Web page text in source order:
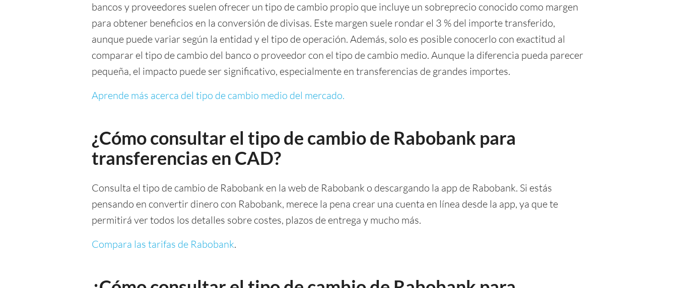
bancos y proveedores suelen ofrecer un tipo de cambio propio que incluye un sobreprecio conocido como margen
para obtener beneficios en la conversión de divisas. Este margen suele rondar el 3 % del importe transferido,
aunque puede variar según la entidad y el tipo de operación. Además, solo es posible conocerlo con exactitud al
comparar el tipo de cambio del banco o proveedor con el tipo de cambio medio. Aunque la diferencia pueda parecer
pequeña, el impacto puede ser significativo, especialmente en transferencias de grandes importes.
Aprende más acerca del tipo de cambio medio del mercado.
¿Cómo consultar el tipo de cambio de Rabobank para
transferencias en CAD?
Consulta el tipo de cambio de Rabobank en la web de Rabobank o descargando la app de Rabobank. Si estás
pensando en convertir dinero con Rabobank, merece la pena crear una cuenta en línea desde la app, ya que te
permitirá ver todos los detalles sobre costes, plazos de entrega y mucho más.
Compara las tarifas de Rabobank.